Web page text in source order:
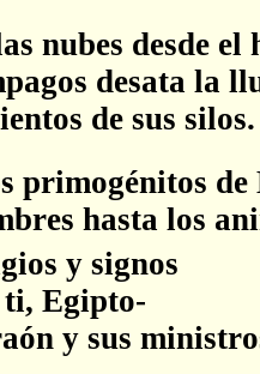
nubes desde el
desata la
de sus silos.
primogénitos de
hasta los
y signos
ti, Egipto-
y sus